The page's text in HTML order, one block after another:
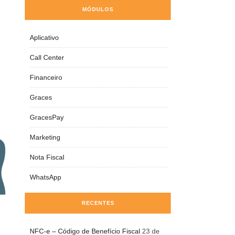
MÓDULOS
Aplicativo
Call Center
Financeiro
Graces
GracesPay
Marketing
Nota Fiscal
WhatsApp
RECENTES
NFC-e – Código de Benefício Fiscal 23 de